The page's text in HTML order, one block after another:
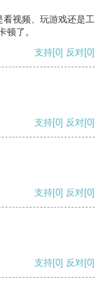
视频、玩游戏还是工
顿了。
支持[0] 反对[0]
支持[0] 反对[0]
支持[0] 反对[0]
支持[0] 反对[0]